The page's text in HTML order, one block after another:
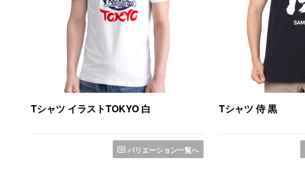
Tシャツ イラストTOKYO 白
バリエーション一覧へ
Tシャツ 侍 黒